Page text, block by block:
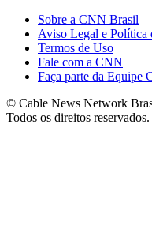
Sobre a CNN Brasil
Aviso Legal e Política
Termos de Uso
Fale com a CNN
Faça parte da Equipe
© Cable News Network
Todos os direitos reservados.